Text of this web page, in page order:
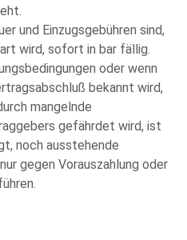
und Einzugsgebühren sind,
wird, sofort in bar fällig.
oder wenn
bekannt wird,
mangelnde
gefährdet wird, ist
noch ausstehende
gegen Vorauszahlung oder